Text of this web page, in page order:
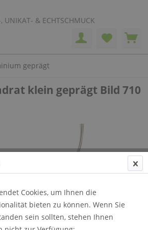
UNIKAT- & ECHTSCHMUCK
geprägt
klein geprägt Bild 710
Cookies, um Ihnen die
bieten zu können. Wenn Sie
sein sollten, stehen Ihnen